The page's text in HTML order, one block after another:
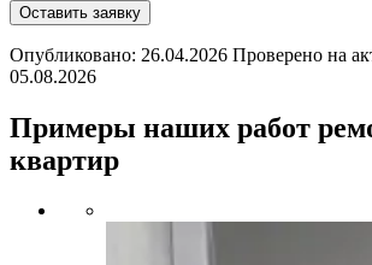
Оставить заявку
Опубликовано: 26.04.2026 Проверено на
05.08.2026
Примеры наших работ
квартир